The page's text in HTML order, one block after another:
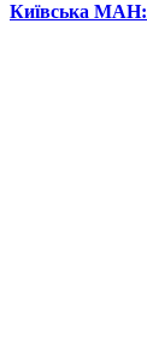
Київська МАН: